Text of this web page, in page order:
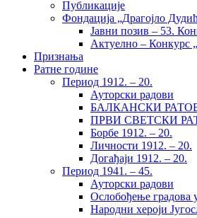
Публикације
Фондација „Драгојло
Јавни позив – 53.
Актуелно – Конкурс
Признања
Ратне године
Период 1912. – 20.
Ауторски радови
БАЛКАНСКИ
ПРВИ СВЕТСКИ
Борбе 1912. – 20.
Личности 1912. – 20.
Догађаји 1912. – 20.
Период 1941. – 45.
Ауторски радови
Ослобођење
Народни хероји